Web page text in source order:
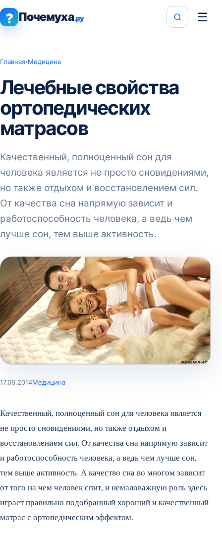
? Почемуха.ру ☰
Главная›Медицина
Лечебные свойства
ортопедических
матрасов
Качественный, полноценный сон для
человека является не просто сновидениями,
но также отдыхом и восстановлением сил.
От качества сна напрямую зависит и
работоспособность человека, а ведь чем
лучше сон, тем выше активность.
17.06.2014Медицина
Качественный, полноценный сон для человека является
не просто сновидениями, но также отдыхом и
восстановлением сил. От качества сна напрямую зависит
и работоспособность человека, а ведь чем лучше сон,
тем выше активность. А качество сна во многом зависит
от того на чем человек спит, и немаловажную роль здесь
играет правильно подобранный хороший и качественный
матрас с ортопедическим эффектом.